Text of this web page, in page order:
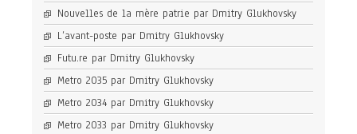
Nouvelles de la mère patrie par Dmitry Glukhovsky
L’avant-poste par Dmitry Glukhovsky
Futu.re par Dmitry Glukhovsky
Metro 2035 par Dmitry Glukhovsky
Metro 2034 par Dmitry Glukhovsky
Metro 2033 par Dmitry Glukhovsky